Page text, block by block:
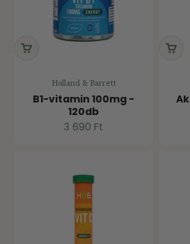
Holland & Barrett
B1-vitamin 100mg -
120db
Ár
3 690 Ft